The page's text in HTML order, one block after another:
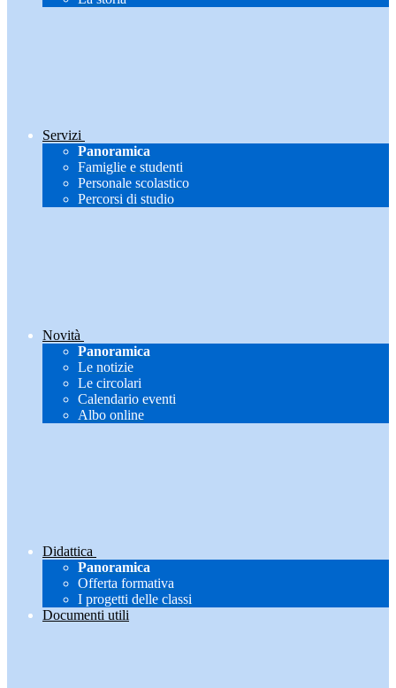
Servizi
Panoramica
Famiglie e studenti
Personale scolastico
Percorsi di studio
Novità
Panoramica
Le notizie
Le circolari
Calendario eventi
Albo online
Didattica
Panoramica
Offerta formativa
I progetti delle classi
Documenti utili